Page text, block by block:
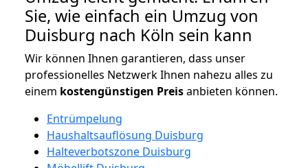
Sie, wie einfach ein Umzug von
Duisburg nach Köln sein kann
Wir können Ihnen garantieren, dass unser
professionelles Netzwerk Ihnen nahezu alles zu
einem kostengünstigen Preisanbieten können.
Entrümpelung
Haushaltsauflösung Duisburg
Halteverbotszone Duisburg